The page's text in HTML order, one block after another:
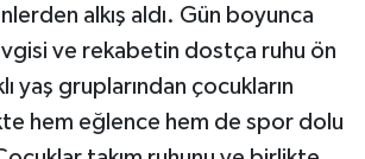
alkış aldı. Gün boyunca
ve rekabetin dostça ruhu ön
yaş gruplarından çocukların
hem eğlence hem de spor dolu